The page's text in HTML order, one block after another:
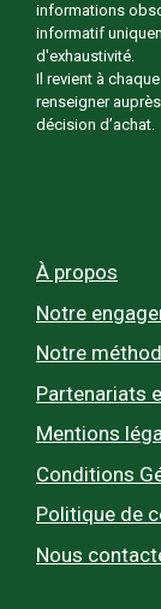
informations
informatif
d'exhaustivité.
Il revient à
renseigner
décision d’achat.
À propos
Notre
Notre
Partenariats
Mentions
Conditions
Politique de
Nous